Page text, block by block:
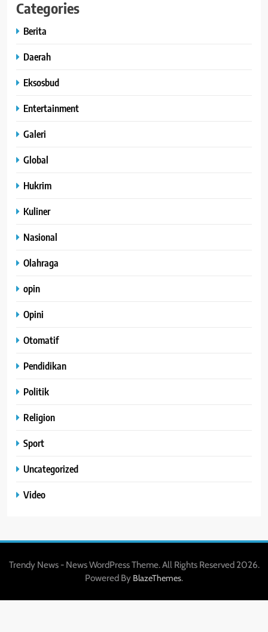
Categories
Berita
Daerah
Eksosbud
Entertainment
Galeri
Global
Hukrim
Kuliner
Nasional
Olahraga
opin
Opini
Otomatif
Pendidikan
Politik
Religion
Sport
Uncategorized
Video
Trendy News - News WordPress Theme. All Rights Reserved 2026.
Powered By BlazeThemes.